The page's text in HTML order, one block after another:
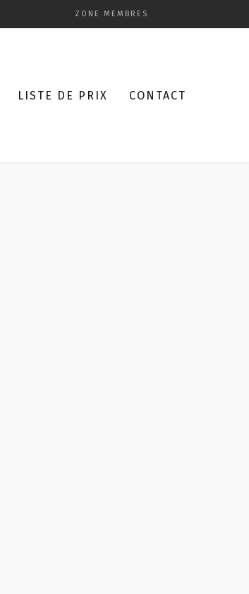
ZONE MEMBRES
LISTE DE PRIX CONTACT